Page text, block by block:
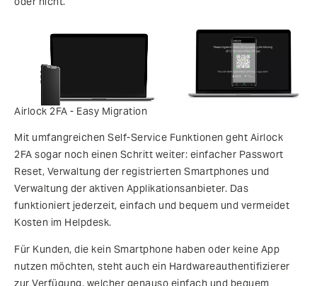
Airlock 2FA - Easy Migration
Mit umfangreichen Self-Service Funktionen geht Airlock
2FA sogar noch einen Schritt weiter: einfacher Passwort
Reset, Verwaltung der registrierten Smartphones und
Verwaltung der aktiven Applikationsanbieter. Das
funktioniert jederzeit, einfach und bequem und vermeidet
Kosten im Helpdesk.
Für Kunden, die kein Smartphone haben oder keine App
nutzen möchten, steht auch ein Hardwareauthentifizierer
zur Verfügung, welcher genauso einfach und bequem